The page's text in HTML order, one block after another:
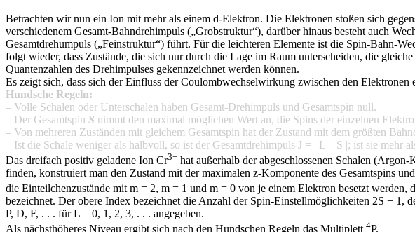
Betrachten wir nun ein Ion mit mehr als einem d-Elektron. Die Elektronen stoßen sich
verschiedenem Gesamt-Bahndrehimpuls („Grobstruktur“), darüber hinaus besteht auch
Gesamtdrehumpuls („Feinstruktur“) führt. Für die leichteren Elemente ist die Spin-Bahn-
folgt wieder, dass Zustände, die sich nur durch die Lage im Raum unterscheiden, die
Quantenzahlen des Drehimpulses gekennzeichnet werden können.
Es zeigt sich, dass sich der Einfluss der Coulombwechselwirkung zwischen den
Hundsche Regeln:
– Volle Schalen oder Unterschalen haben Gesamt-Drehimpuls und Gesamtspin null.
– Der Gesamtspin S nimmt den maximal möglichen Wert an, die Spins der einzelnen
– Von mehreren Zuständen mit gleichem Gesamtspin hat der Zustand mit dem größten
– Ist die Schale weniger als halbvoll, so ist der Gesamtdrehimpuls J = | L – S |; ist sie mehr
Das dreifach positiv geladene Ion Cr3+ hat außerhalb der abgeschlossenen Schalen
finden, konstruiert man den Zustand mit der maximalen z-Komponente des Gesamtspins
die Einteilchenzustände mit m = 2, m = 1 und m = 0 von je einem Elektron besetzt
bezeichnet. Der obere Index bezeichnet die Anzahl der Spin-Einstellmöglichkeiten 2S +
P, D, F, . . . für L = 0, 1, 2, 3, . . . angegeben.
Als nächsthöheres Niveau ergibt sich nach den Hundschen Regeln das Multiplett 4P.